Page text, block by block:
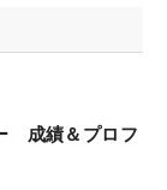
「急激な体
。ほかのゴル
マゴ4つ、ベ
成績＆プロフ